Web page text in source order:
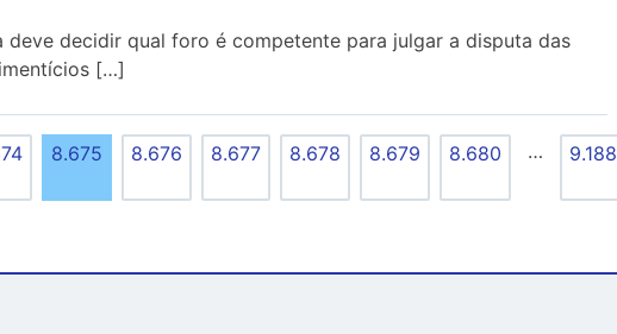
deve decidir qual foro é competente para julgar a disputa das
[…]
8.675 8.676 8.677 8.678 8.679 8.680 … 9.188